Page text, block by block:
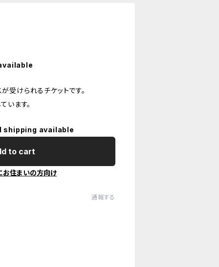
受けられるチケットです。
います。
shipping available
to cart
お住まいの方向け
通報する